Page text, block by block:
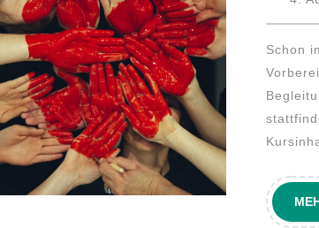
Schon im Januar 2023 wird es einen neuen